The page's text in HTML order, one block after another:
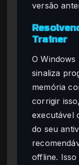
versão
Trainer
O
sinaliza
memória
corrigir
executável
do seu
offline. Isso